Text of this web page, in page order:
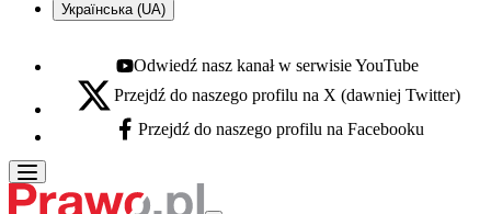
Українська (UA)
Youtube - otwiera się w nowej karcie
Odwiedź nasz kanał w serwisie YouTube
X - otwiera się w nowej karcie
Przejdź do naszego profilu na X (dawniej Twitter)
Facebook - otwiera się w nowej karcie
Przejdź do naszego profilu na Facebooku